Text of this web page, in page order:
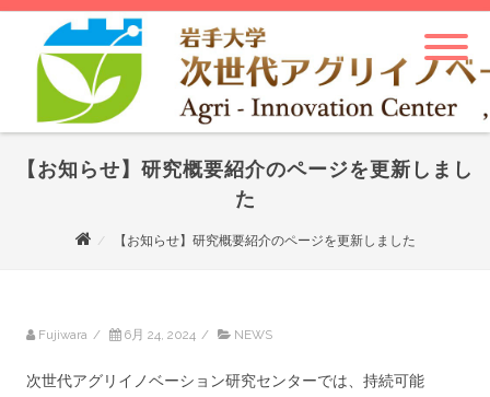
【お知らせ】研究概要紹介のページを更新しまし
た
【お知らせ】研究概要紹介のページを更新しました
Fujiwara / 6月 24, 2024 / NEWS
次世代アグリイノベーション研究センターでは、持続可能